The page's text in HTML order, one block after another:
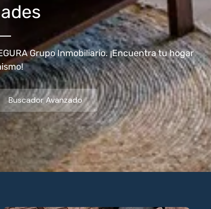
Grupo Inmobiliario. ¡Encuentra tu hogar
Buscador Avanzado